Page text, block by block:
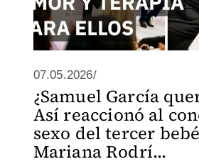
07.05.2026/
¿Samuel García
Así reaccionó al
sexo del tercer
Mariana Rodrí...